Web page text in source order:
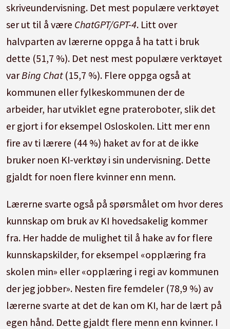
skriveundervisning. Det mest populære verktøyet
ser ut til å være ChatGPT/GPT-4. Litt over
halvparten av lærerne oppga å ha tatt i bruk
dette (51,7 %). Det nest mest populære verktøyet
varBing Chat(15,7 %). Flere oppga også at
kommunen eller fylkeskommunen der de
arbeider, har utviklet egne prateroboter, slik det
er gjort i for eksempel Osloskolen. Litt mer enn
fire av ti lærere (44 %) haket av for at de ikke
bruker noen KI-verktøy i sin undervisning. Dette
gjaldt for noen flere kvinner enn menn.
Lærerne svarte også på spørsmålet om hvor deres
kunnskap om bruk av KI hovedsakelig kommer
fra. Her hadde de mulighet til å hake av for flere
kunnskapskilder, for eksempel «opplæring fra
skolen min» eller «opplæring i regi av kommunen
der jeg jobber». Nesten fire femdeler (78,9 %) av
lærerne svarte at det de kan om KI, har de lært på
egen hånd. Dette gjaldt flere menn enn kvinner. I